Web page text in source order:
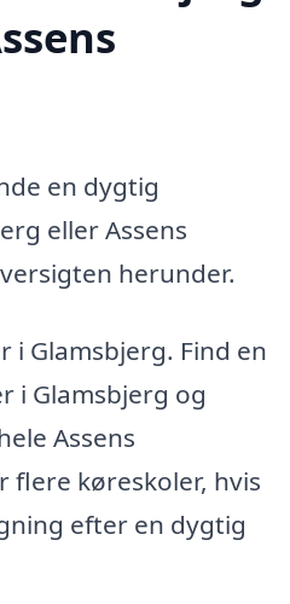
en dygtig
eller Assens
herunder.
i Glamsbjerg. Find en
Glamsbjerg og
Assens
flere køreskoler, hvis
efter en dygtig